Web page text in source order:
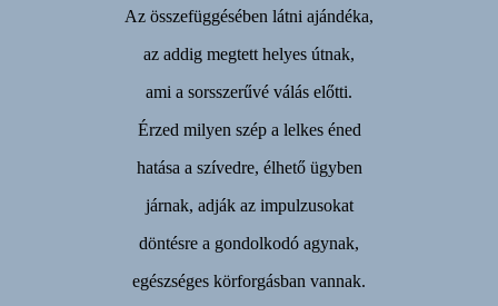
Az összefüggésében látni ajándéka,
az addig megtett helyes útnak,
ami a sorsszerűvé válás előtti.
Érzed milyen szép a lelkes éned
hatása a szívedre, élhető ügyben
járnak, adják az impulzusokat
döntésre a gondolkodó agynak,
egészséges körforgásban vannak.